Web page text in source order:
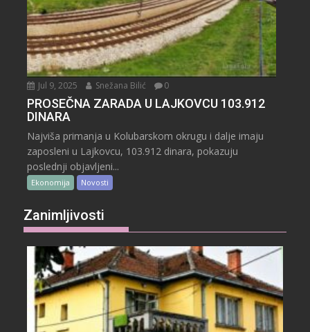
Jul 9, 2025 Snežana Bilić 0
PROSEČNA ZARADA U LAJKOVCU 103.912
DINARA
Najviša primanja u Kolubarskom okrugu i dalje imaju
zaposleni u Lajkovcu, 103.912 dinara, pokazuju
poslednji objavljeni...
Ekonomija Novosti
Zanimljivosti